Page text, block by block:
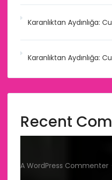
Karanlıktan Aydınlığa:
Karanlıktan Aydınlığa:
Recent
A WordPress Commenter